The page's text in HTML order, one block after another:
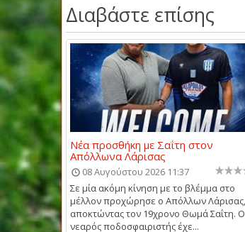
Διαβάστε επίσης
Νέα προσθήκη με Σαΐτη στον
Απόλλωνα Λάρισας
08 Αυγούστου 2026 11:37
Σε μία ακόμη κίνηση με το βλέμμα στο
μέλλον προχώρησε ο Απόλλων Λάρισας,
αποκτώντας τον 19χρονο Θωμά Σαΐτη. Ο
νεαρός ποδοσφαιριστής έχε...